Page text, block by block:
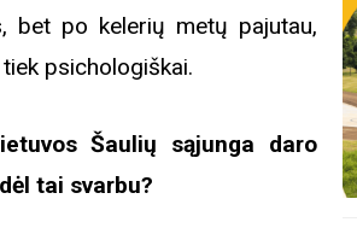
bet po kelerių metų pajutau,
psichologiškai.
Šaulių sąjunga daro
tai svarbu?